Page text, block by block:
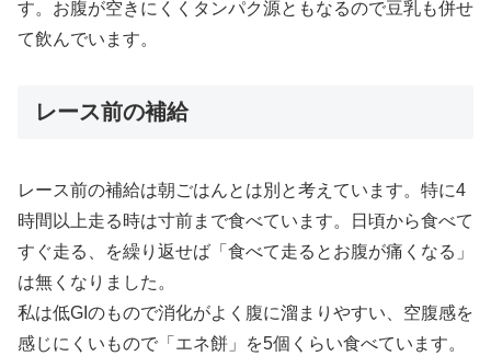
す。お腹が空きにくくタンパク源ともなるので豆乳も併せ
て飲んでいます。
レース前の補給
レース前の補給は朝ごはんとは別と考えています。特に4
時間以上走る時は寸前まで食べています。日頃から食べて
すぐ走る、を繰り返せば「食べて走るとお腹が痛くなる」
は無くなりました。
私は低GIのもので消化がよく腹に溜まりやすい、空腹感を
感じにくいもので「エネ餅」を5個くらい食べています。